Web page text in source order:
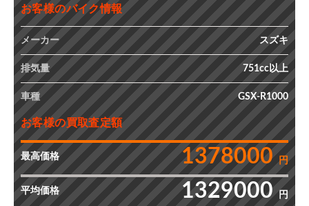
お客様のバイク情報
メーカー スズキ
排気量 751cc以上
車種 GSX-R1000
お客様の買取査定額
最高価格 1378000 円
平均価格 1329000 円